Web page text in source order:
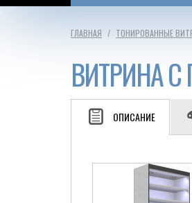
ГЛАВНАЯ ТОНИРОВАННЫЕ
ВИТРИНА
ОПИСАНИЕ